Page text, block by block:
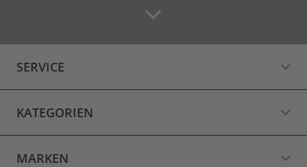
SERVICE
KATEGORIEN
MARKEN